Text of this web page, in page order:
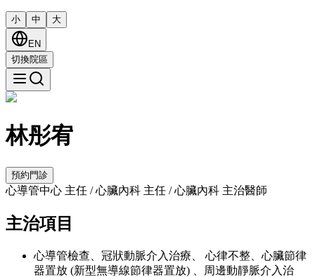
小 中 大
EN
切換院區
林彤宥
預約門診
心導管中心 主任 /心臟內科 主任 /心臟內科 主治醫師
主治項目
心導管檢查、冠狀動脈介入治療、 心律不整、心臟節律
器置放 (新型無導線節律器置放) 、周邊動靜脈介入治